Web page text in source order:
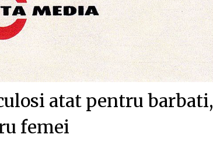
atat pentru barbati,
femei